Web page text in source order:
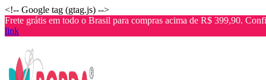
<!-- Google tag (gtag.js) -->
Frete grátis em todo o Brasil para compras acima de R$ 399,90.
link